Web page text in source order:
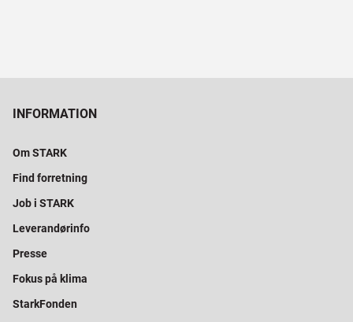
INFORMATION
Om STARK
Find forretning
Job i STARK
Leverandørinfo
Presse
Fokus på klima
StarkFonden